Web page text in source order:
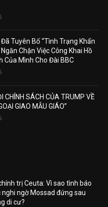
Tuyên Bố “Tình Trạng Khẩn
Chặn Việc Công Khai Hồ
Của Mình Cho Đài BBC
CHÍNH SÁCH CỦA TRUMP VỀ
GIAO MẪU GIÁO”
trị Ceuta: Vì sao tình báo
nghi ngờ Mossad đứng sau
di cư?